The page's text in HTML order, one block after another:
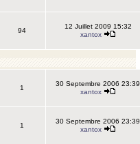
94
12 Juillet 2009 15:32
xantox
1
30 Septembre 2006 23:39
xantox
1
30 Septembre 2006 23:39
xantox